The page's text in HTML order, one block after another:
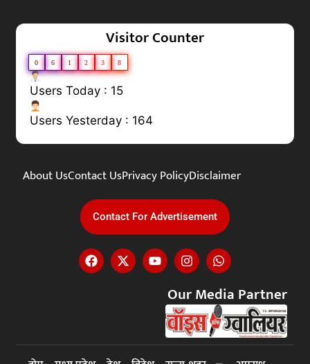
Visitor Counter
0 6 1 2 3 8
Users Today : 15
Users Yesterday : 164
About UsContact UsPrivacy PolicyDisclaimer
Contact For Advertisement
Our Media Partner